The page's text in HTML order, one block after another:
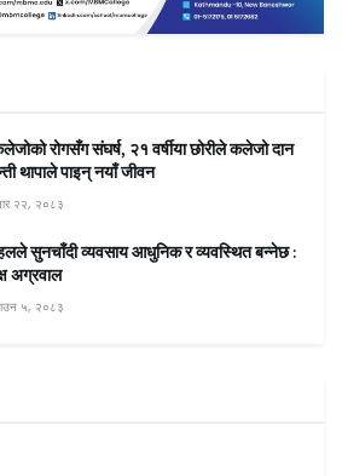
रोगसँग संघर्ष, २१ वर्षीया छोरीले कलेजो दान
थापाले पाइन् नयाँ जीवन
२२, २०८३
सुनचाँदी व्यवसाय आधुनिक र व्यवस्थित बन्नेछ :
अग्रवाल
५, २०८३